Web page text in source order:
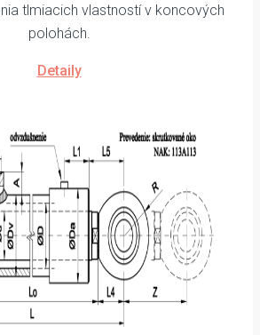
tlmiacich vlastností v koncových
polohách.
Detaily